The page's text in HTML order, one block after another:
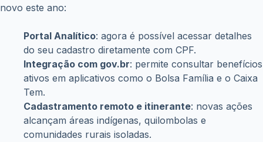
novo este ano:
Portal Analítico: agora é possível acessar detalhes
do seu cadastro diretamente com CPF.
Integração com gov.br: permite consultar benefícios
ativos em aplicativos como o Bolsa Família e o Caixa
Tem.
Cadastramento remoto e itinerante: novas ações
alcançam áreas indígenas, quilombolas e
comunidades rurais isoladas.